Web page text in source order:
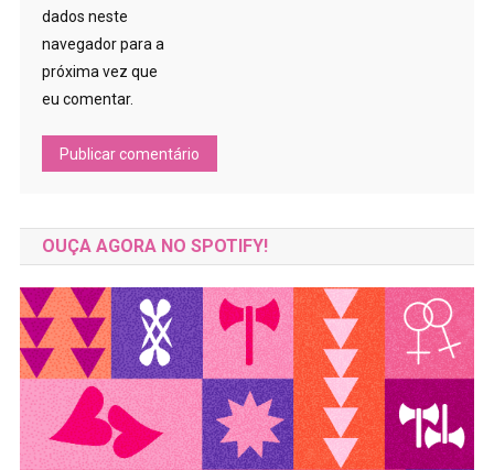
dados neste
navegador para a
próxima vez que
eu comentar.
OUÇA AGORA NO SPOTIFY!